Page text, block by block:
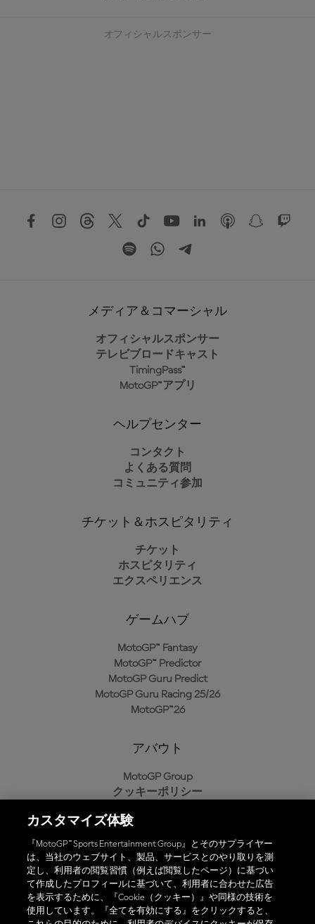
オフィシャルスポンサー
メディア＆コマーシャル
オフィシャルスポンサー
テレビブロードキャスト
TimingPass™
MotoGP™アプリ
ヘルプセンター
コンタクト
よくある質問
コミュニティ参加
チケット＆ホスピタリティ
チケット
ホスピタリティ
エクスペリエンス
ゲームハブ
MotoGP™ Fantasy
MotoGP™ Predictor
MotoGP Guru Predict
MotoGP Guru Racing 25/26
MotoGP™26
アバウト
MotoGP Group
クッキーポリシー
プライバシーポリシー
購入ポリシー
オフィシャルアプリ
カスタマイズ体験
『MotoGP™ Sports Entertainment Group』とそのサプライヤー
は、当社のウェブサイト、製品、サービスとのやり取りを測
定し、利用者の閲覧習慣（例えば閲覧したページ）に基づい
て作成したプロフィールに基づいて、利用者に合わせた広告
を表示するために、『Cookie（クッキー）』や同様の技術を
使用しています。『全てを有効にする』をクリックすると、